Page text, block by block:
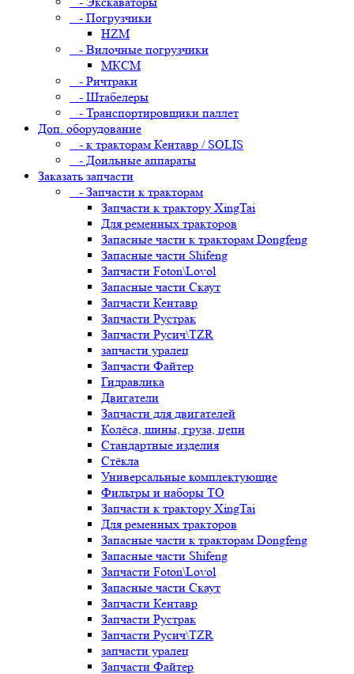
- Погрузчики
HZM
- Вилочные погрузчики
МКСМ
- Ричтраки
- Штабелеры
- Транспортировщики паллет
Доп. оборудование
- к тракторам Кентавр / SOLIS
- Доильные аппараты
Заказать запчасти
- Запчасти к тракторам
Запчасти к трактору XingTai
Для ременных тракторов
Запасные части к тракторам Dongfeng
Запасные части Shifeng
Запчасти Foton\Lovol
Запасные части Скаут
Запчасти Кентавр
Запчасти Рустрак
Запчасти Русич\TZR
запчасти уралец
Запчасти Файтер
Гидравлика
Двигатели
Запчасти для двигателей
Колёса, шины, груза, цепи
Стандартные изделия
Стёкла
Универсальные комплектующие
Фильтры и наборы ТО
Запчасти к трактору XingTai
Для ременных тракторов
Запасные части к тракторам Dongfeng
Запасные части Shifeng
Запчасти Foton\Lovol
Запасные части Скаут
Запчасти Кентавр
Запчасти Рустрак
Запчасти Русич\TZR
запчасти уралец
Запчасти Файтер